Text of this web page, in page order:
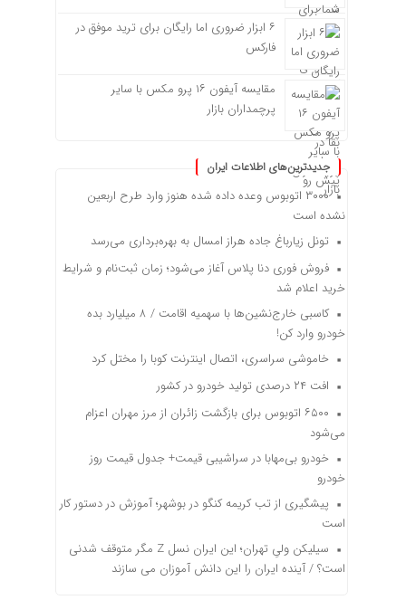
۶ ابزار ضروری اما رایگان برای ترید موفق در
فارکس
مقایسه آیفون ۱۶ پرو مکس با سایر
پرچمداران بازار
جدیدترین‌های اطلاعات ایران
۳۰۰۰ اتوبوس وعده داده شده هنوز وارد طرح اربعین
نشده است
تونل زیارباغ جاده هراز امسال به بهره‌برداری می‌رسد
فروش فوری دنا پلاس آغاز می‌شود؛ زمان ثبت‌نام و شرایط
خرید اعلام شد
کاسبی خارج‌نشین‌ها با سهمیه اقامت / ۸ میلیارد بده
خودرو وارد کن!
خاموشی سراسری، اتصال اینترنت کوبا را مختل کرد
افت ۲۴ درصدی تولید خودرو در کشور
۶۵۰۰ اتوبوس برای بازگشت زائران از مرز مهران اعزام
می‌شود
خودرو بی‌مهابا در سراشیبی قیمت+ جدول قیمت روز
خودرو
پیشگیری از تب کریمه کنگو در بوشهر؛ آموزش در دستور کار
است
سیلیکن ولیِ تهران؛ این ایران نسل Z مگر متوقف شدنی
است؟ / آینده ایران را این دانش آموزان می سازند